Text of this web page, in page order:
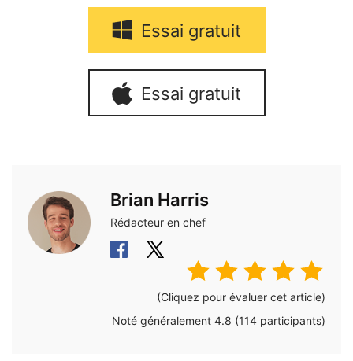
Essai gratuit
Essai gratuit
Brian Harris
Rédacteur en chef
(Cliquez pour évaluer cet article)
Noté généralement 4.8 (114 participants)